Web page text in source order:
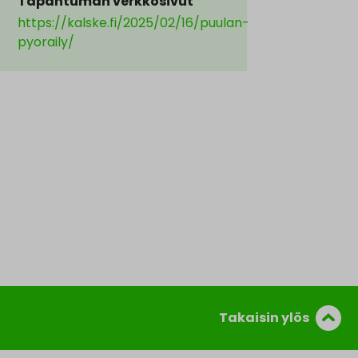
https://kalske.fi/2025/02/16/puulan-
pyoraily/
Takaisin ylös